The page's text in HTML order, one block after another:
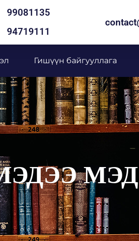
99081135
94719111
Гишүүн байгууллага